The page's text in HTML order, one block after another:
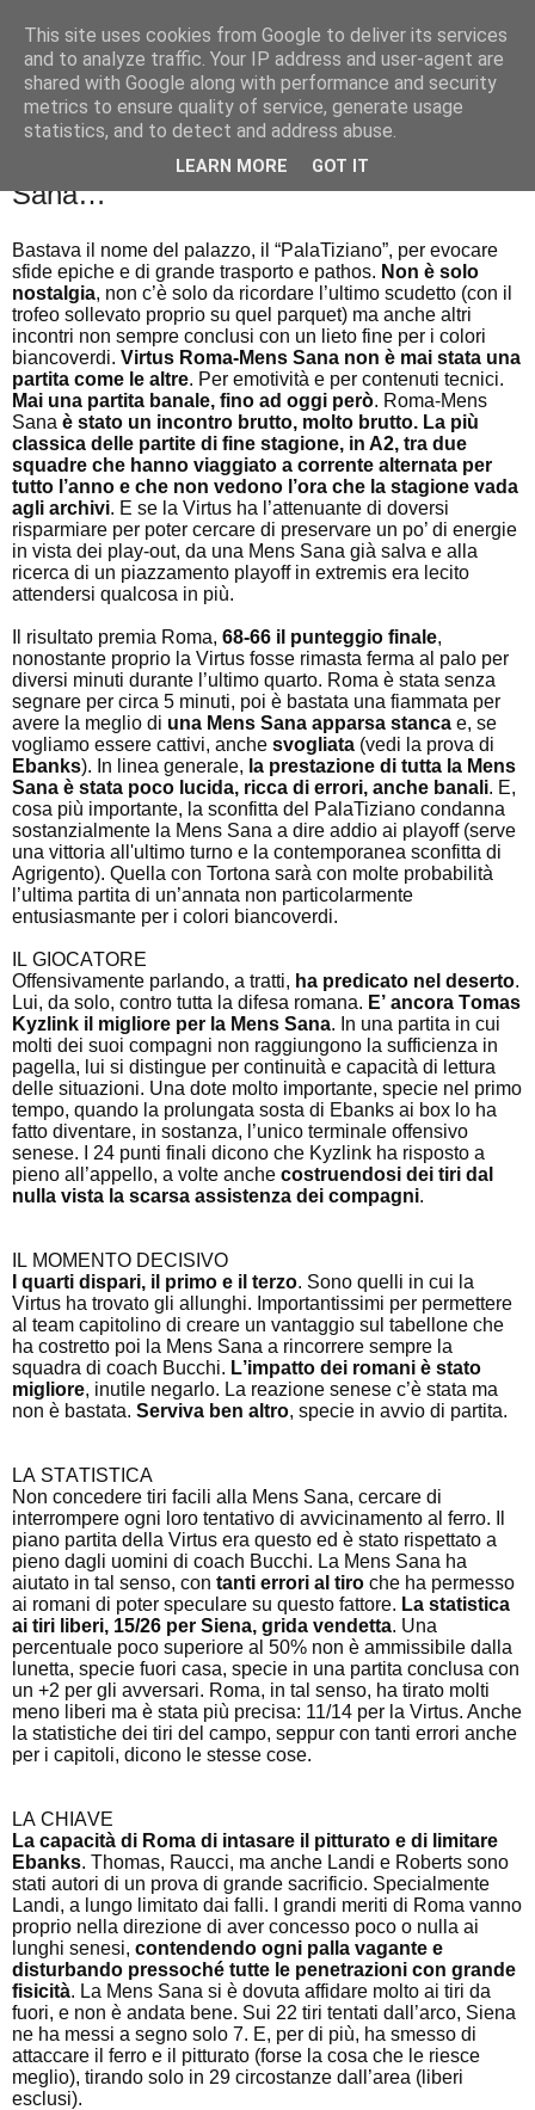
Palla al cerchio
domenica 15 aprile 2018
C’era una volta Virtus Roma-Mens
Sana…
Bastava il nome del palazzo, il “PalaTiziano”, per evocare
sfide epiche e di grande trasporto e pathos. Non è solo
nostalgia, non c’è solo da ricordare l’ultimo scudetto (con il
trofeo sollevato proprio su quel parquet) ma anche altri
incontri non sempre conclusi con un lieto fine per i colori
biancoverdi. Virtus Roma-Mens Sana non è mai stata una
partita come le altre. Per emotività e per contenuti tecnici.
Mai una partita banale, fino ad oggi però. Roma-Mens
Sana è stato un incontro brutto, molto brutto. La più
classica delle partite di fine stagione, in A2, tra due
squadre che hanno viaggiato a corrente alternata per
tutto l’anno e che non vedono l’ora che la stagione vada
agli archivi. E se la Virtus ha l’attenuante di doversi
risparmiare per poter cercare di preservare un po’ di energie
in vista dei play-out, da una Mens Sana già salva e alla
ricerca di un piazzamento playoff in extremis era lecito
attendersi qualcosa in più.
Il risultato premia Roma, 68-66 il punteggio finale,
nonostante proprio la Virtus fosse rimasta ferma al palo per
diversi minuti durante l’ultimo quarto. Roma è stata senza
segnare per circa 5 minuti, poi è bastata una fiammata per
avere la meglio di una Mens Sana apparsa stanca e, se
vogliamo essere cattivi, anche svogliata (vedi la prova di
Ebanks). In linea generale, la prestazione di tutta la Mens
Sana è stata poco lucida, ricca di errori, anche banali. E,
cosa più importante, la sconfitta del PalaTiziano condanna
sostanzialmente la Mens Sana a dire addio ai playoff (serve
una vittoria all'ultimo turno e la contemporanea sconfitta di
Agrigento). Quella con Tortona sarà con molte probabilità
l’ultima partita di un’annata non particolarmente
entusiasmante per i colori biancoverdi.
IL GIOCATORE
Offensivamente parlando, a tratti, ha predicato nel deserto.
Lui, da solo, contro tutta la difesa romana. E’ ancora Tomas
Kyzlink il migliore per la Mens Sana. In una partita in cui
molti dei suoi compagni non raggiungono la sufficienza in
pagella, lui si distingue per continuità e capacità di lettura
delle situazioni. Una dote molto importante, specie nel primo
tempo, quando la prolungata sosta di Ebanks ai box lo ha
fatto diventare, in sostanza, l’unico terminale offensivo
senese. I 24 punti finali dicono che Kyzlink ha risposto a
pieno all’appello, a volte anche costruendosi dei tiri dal
nulla vista la scarsa assistenza dei compagni.
IL MOMENTO DECISIVO
I quarti dispari, il primo e il terzo. Sono quelli in cui la
Virtus ha trovato gli allunghi. Importantissimi per permettere
al team capitolino di creare un vantaggio sul tabellone che
ha costretto poi la Mens Sana a rincorrere sempre la
squadra di coach Bucchi. L’impatto dei romani è stato
migliore, inutile negarlo. La reazione senese c’è stata ma
non è bastata. Serviva ben altro, specie in avvio di partita.
LA STATISTICA
Non concedere tiri facili alla Mens Sana, cercare di
interrompere ogni loro tentativo di avvicinamento al ferro. Il
piano partita della Virtus era questo ed è stato rispettato a
pieno dagli uomini di coach Bucchi. La Mens Sana ha
aiutato in tal senso, con tanti errori al tiro che ha permesso
ai romani di poter speculare su questo fattore. La statistica
ai tiri liberi, 15/26 per Siena, grida vendetta. Una
percentuale poco superiore al 50% non è ammissibile dalla
lunetta, specie fuori casa, specie in una partita conclusa con
un +2 per gli avversari. Roma, in tal senso, ha tirato molti
meno liberi ma è stata più precisa: 11/14 per la Virtus. Anche
la statistiche dei tiri del campo, seppur con tanti errori anche
per i capitoli, dicono le stesse cose.
LA CHIAVE
La capacità di Roma di intasare il pitturato e di limitare
Ebanks. Thomas, Raucci, ma anche Landi e Roberts sono
stati autori di un prova di grande sacrificio. Specialmente
Landi, a lungo limitato dai falli. I grandi meriti di Roma vanno
proprio nella direzione di aver concesso poco o nulla ai
lunghi senesi, contendendo ogni palla vagante e
disturbando pressoché tutte le penetrazioni con grande
fisicità. La Mens Sana si è dovuta affidare molto ai tiri da
fuori, e non è andata bene. Sui 22 tiri tentati dall’arco, Siena
ne ha messi a segno solo 7. E, per di più, ha smesso di
attaccare il ferro e il pitturato (forse la cosa che le riesce
meglio), tirando solo in 29 circostanze dall’area (liberi
esclusi).
This site uses cookies from Google to deliver its services
and to analyze traffic. Your IP address and user-agent are
shared with Google along with performance and security
metrics to ensure quality of service, generate usage
statistics, and to detect and address abuse.
LEARN MORE GOT IT